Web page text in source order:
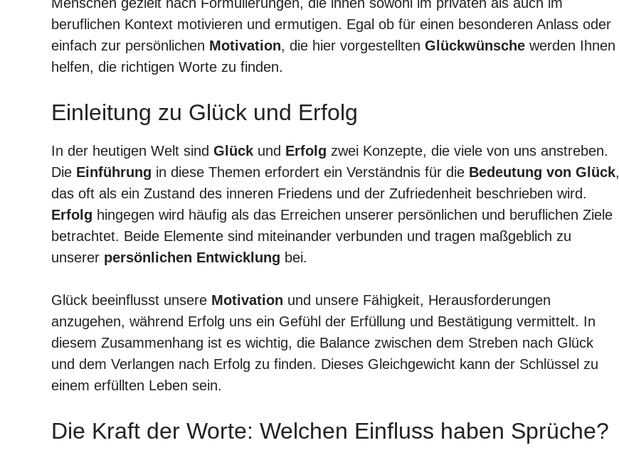
beruflichen Kontext motivieren und ermutigen. Egal ob für einen besonderen Anlass oder
einfach zur persönlichen Motivation, die hier vorgestellten Glückwünsche werden Ihnen
helfen, die richtigen Worte zu finden.
Einleitung zu Glück und Erfolg
In der heutigen Welt sind Glück und Erfolg zwei Konzepte, die viele von uns anstreben.
Die Einführung in diese Themen erfordert ein Verständnis für die Bedeutung von Glück,
das oft als ein Zustand des inneren Friedens und der Zufriedenheit beschrieben wird.
Erfolg hingegen wird häufig als das Erreichen unserer persönlichen und beruflichen Ziele
betrachtet. Beide Elemente sind miteinander verbunden und tragen maßgeblich zu
unserer persönlichen Entwicklung bei.
Glück beeinflusst unsere Motivation und unsere Fähigkeit, Herausforderungen
anzugehen, während Erfolg uns ein Gefühl der Erfüllung und Bestätigung vermittelt. In
diesem Zusammenhang ist es wichtig, die Balance zwischen dem Streben nach Glück
und dem Verlangen nach Erfolg zu finden. Dieses Gleichgewicht kann der Schlüssel zu
einem erfüllten Leben sein.
Die Kraft der Worte: Welchen Einfluss haben Sprüche?